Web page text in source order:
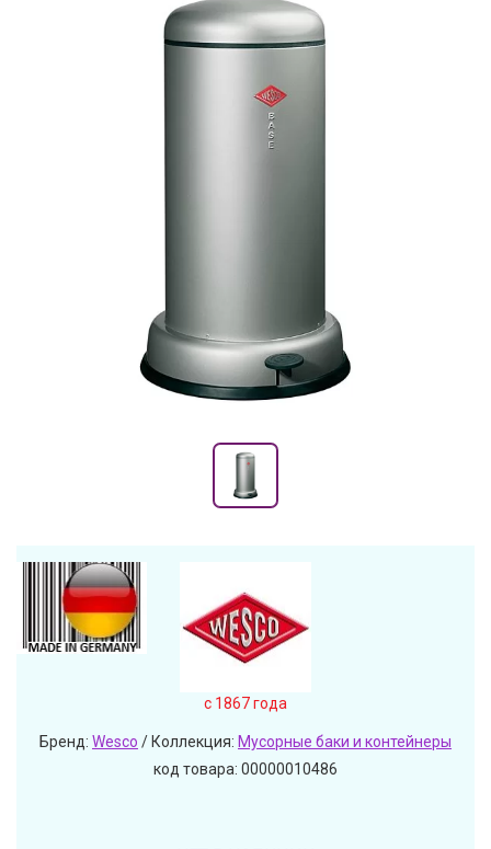
c 1867 года
Бренд: Wesco / Коллекция: Мусорные баки и контейнеры
код товара: 00000010486